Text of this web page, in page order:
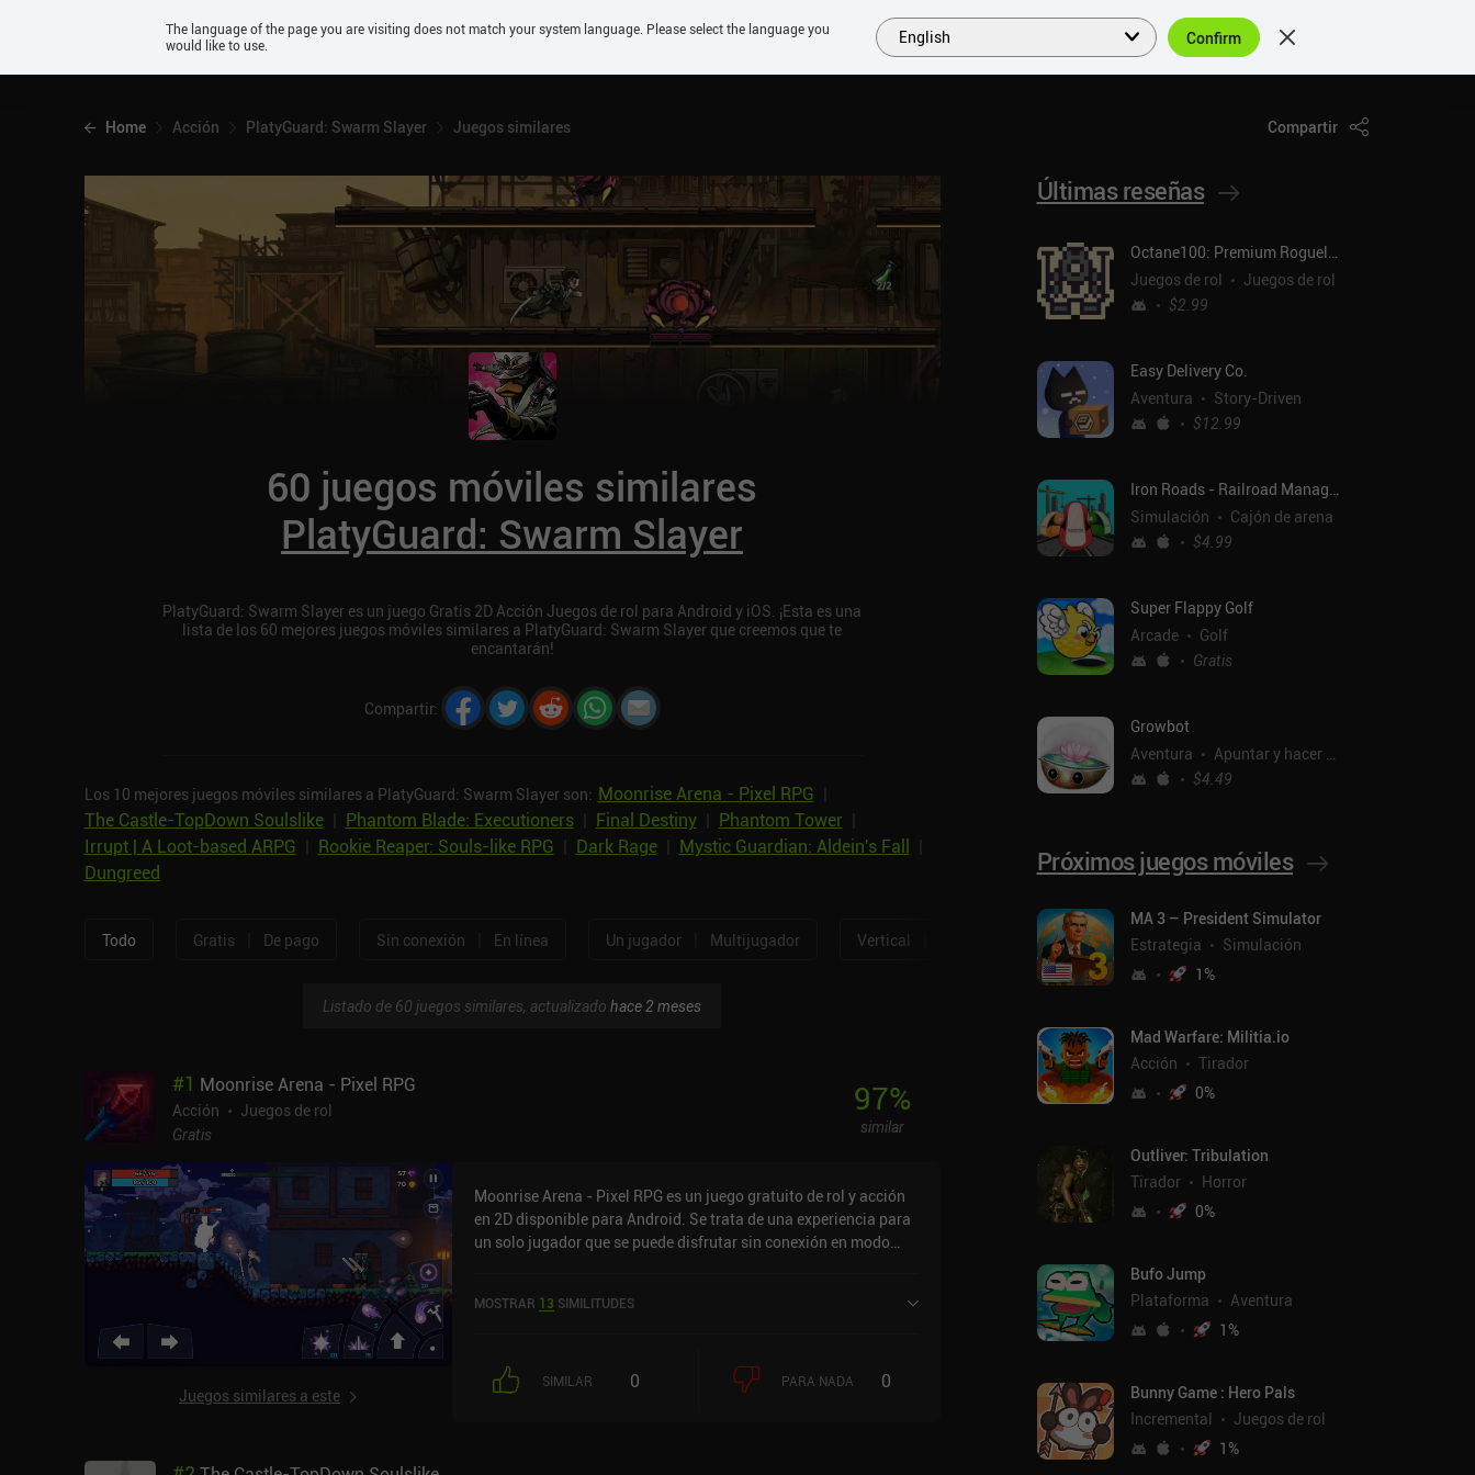
Android
PRÓXIMOS SIMILARES COLECCIONES TOP ES
Home Acción PlatyGuard: Swarm Slayer Juegos similares Compartir
60 juegos móviles similares
PlatyGuard: Swarm Slayer
PlatyGuard: Swarm Slayer es un juego Gratis 2D Acción Juegos de rol para Android y iOS. ¡Esta es una
lista de los 60 mejores juegos móviles similares a PlatyGuard: Swarm Slayer que creemos que te
encantarán!
Compartir:
Los 10 mejores juegos móviles similares a PlatyGuard: Swarm Slayer son: Moonrise Arena - Pixel RPG
The Castle-TopDown Soulslike| Phantom Blade: Executioners| Final Destiny| Phantom Tower
Irrupt | A Loot-based ARPG
Rookie Reaper: Souls-like RPG Dark Rage| Mystic Guardian: Aldein's Fall
Dungreed
Todo Gratis De pago Sin conexión En línea Un jugador Multijugador Vertical
Listado de 60 juegos similares, actualizado hace 2 meses
#1 Moonrise Arena - Pixel RPG
Acción
Juegos de rol
Gratis
97%
similar
Juegos similares a este
Moonrise Arena - Pixel RPG es un juego gratuito de rol y acción
en 2D disponible para Android. Se trata de una experiencia para
un solo jugador que se puede disfrutar sin conexión en modo
en Google Play.
MOSTRAR 13 SIMILITUDES
SIMILAR 0 PARA NADA 0
Últimas reseñas
Octane100: Premium Roguelike
Juegos de rol
Juegos de rol
$2.99
Easy Delivery Co.
Aventura
Story-Driven
$12.99
Iron Roads - Railroad Manager
Simulación
Cajón de arena
$4.99
Super Flappy Golf
Arcade
Golf
Gratis
Growbot
Aventura
Apuntar y hacer clic
$4.49
Próximos juegos móviles
MA 3 – President Simulator
Estrategia
Simulación
1%
Mad Warfare: Militia.io
Acción
Tirador
0%
Outliver: Tribulation
Tirador
Horror
0%
Bufo Jump
Plataforma
Aventura
1%
Bunny Game : Hero Pals
Incremental
Juegos de rol
1%
The language of the page you are visiting does not match your system language. Please select the language you
would like to use.
English Confirm